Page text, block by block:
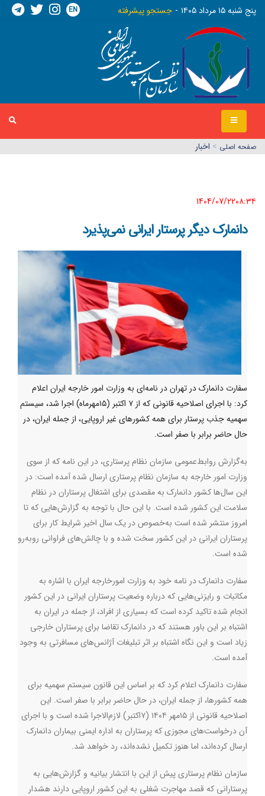
پنج شنبه ١٥ مرداد ١٤٠٥ جستجو پیشرفته EN
صفحه اصلي > اخبار
1404/07/22٠٨:٣٤
دانمارک دیگر پرستار ایرانی نمی‌پذیرد
سفارت دانمارک در تهران در نامه‌ای به وزارت امور خارجه ایران اعلام
کرد:‌ با اجرای اصلاحیه قانونی که از ۷ اکتبر (۱۵مهرماه) اجرا شد، سیستم
سهمیه جذب پرستار برای همه کشورهای غیر اروپایی، از جمله ایران، در
حال حاضر برابر با صفر است.
به‌گزارش روابط‌عمومی سازمان نظام پرستاری، در این نامه که از سوی
وزارت امور خارجه به سازمان نظام پرستاری ارسال شده آمده است: در
این سال‌ها کشور دانمارک به مقصدی برای اشتغال پرستاران در نظام
سلامت این کشور شده است. با این حال با توجه به گزارش‌هایی که تا
امروز منتشر شده است به‌خصوص در یک سال اخیر شرایط کار برای
پرستاران ایرانی در این کشور سخت شده و با چالش‌های فراوانی روبه‌رو
شده است.
سفارت دانمارک در نامه‌ خود به وزارت امورخارجه ایران با اشاره به
مکاتبات و رایزنی‌هایی که درباره وضعیت پرستاران ایرانی در این کشور
انجام شده تاکید کرده است که بسیاری از افراد، از جمله در ایران به
اشتباه بر این باور هستند که در دانمارک تقاضا برای پرستاران خارجی
زیاد است و این نگاه اشتباه بر اثر تبلیغات آژانس‌های مسافرتی به وجود
آمده است.
سفارت دانمارک اعلام کرد که بر اساس این قانون سیستم سهمیه برای
همه کشورها، از جمله ایران، در حال حاضر برابر با صفر است. این
اصلاحیه قانونی از ۱۵مهر ۱۴۰۴ (۷اکتبر) لازم‌الاجرا شده است و با اجرای
آن درخواست‌های مجوزی که پرستاران به اداره ایمنی بیماران دانمارک
ارسال کرده‌اند، اما هنوز تکمیل نشده‌اند، رد خواهد شد.
سازمان نظام پرستاری پیش از این با انتشار بیانیه و گزارش‌هایی به
پرستارانی که قصد مهاجرت شغلی به این کشور اروپایی دارند هشدار